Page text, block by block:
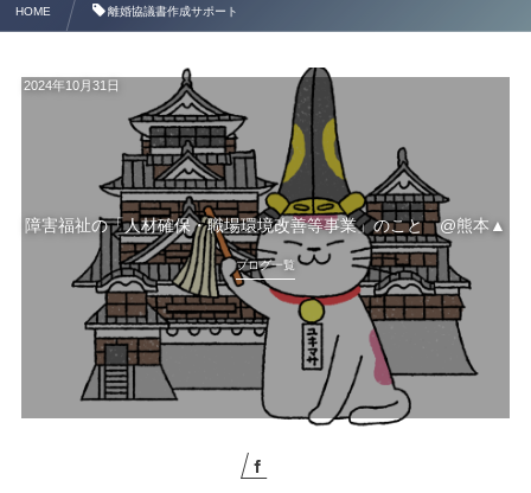
HOME 離婚協議書作成サポート
障害福祉の「人材確保・職場環境改善等事業」のこと @熊本▲
2024年10月31日
ブログ一覧